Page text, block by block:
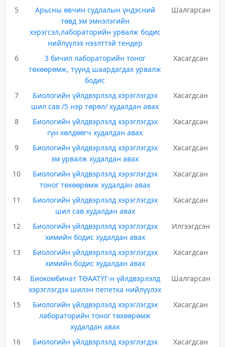
5
Арьсны өвчин судлалын үндэсний
төвд эм эмнэлэгийн
хэрэгсэл,лабораторийн урвалж бодис
нийлүүлэх нээлттэй тендер
Шалгарсан
6
3 бичил лабораторийн тоног
төхөөрөмж, түүнд шаардагдах урвалж
бодис
Хасагдсан
7
Биологийн үйлдвэрлэлд хэрэглэгдэх
шил сав /5 нэр төрөл/ худалдан авах
Хасагдсан
8
Биологийн үйлдвэрлэлд хэрэглэгдэх
гүн хөлдөөгч худалдан авах
Хасагдсан
9
Биологийн үйлдвэрлэлд хэрэглэгдэх
эм урвалж худалдан авах
Хасагдсан
10
Биологийн үйлдвэрлэлд хэрэглэгдэх
тоног төхөөрөмж худалдан авах
Хасагдсан
11
Биологийн үйлдвэрлэлд хэрэглэгдэх
шил сав худалдан авах
Хасагдсан
12
Биологийн үйлдвэрлэлд хэрэглэгдэх
химийн бодис худалдан авах
Илгээгдсэн
13
Биологийн үйлдвэрлэлд хэрэглэгдэх
химийн бодис худалдан авах
Хасагдсан
14
Биокомбинат ТӨААТҮГ-н үйлдвэрлэлд
хэрэглэгдэх шилэн пепетка нийлүүлэх
Шалгарсан
15
Биологийн үйлдвэрлэлд хэрэглэгдэх
лабораторийн тоног төхөөрөмж
худалдан авах
Хасагдсан
16
Биологийн үйлдвэрлэлд хэрэглэгдэх
Хасагдсан